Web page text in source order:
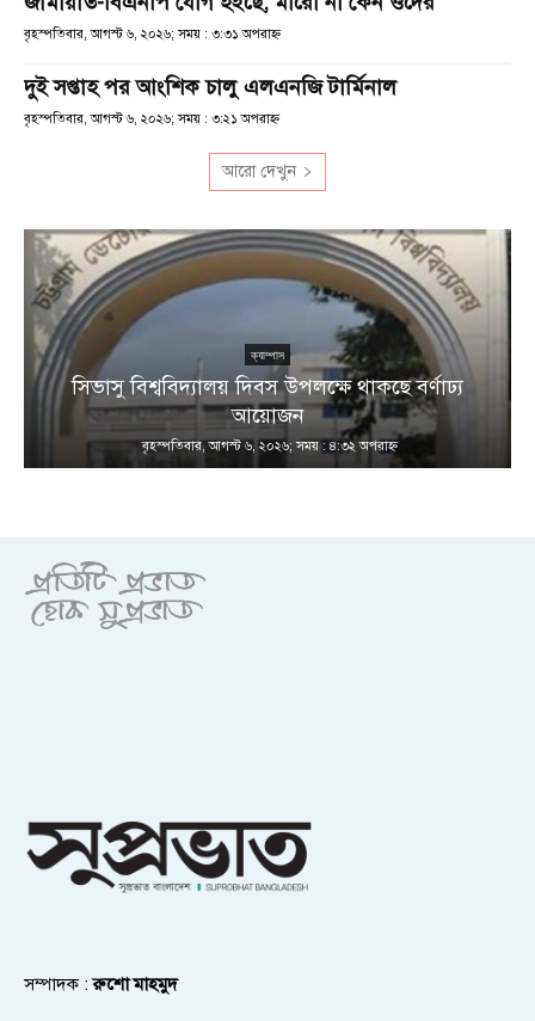
বৃহস্পতিবার, আগস্ট ৬, ২০২৬; সময় : ৩:৩১ অপরাহ্ণ
দুই সপ্তাহ পর আংশিক চালু এলএনজি টার্মিনাল
বৃহস্পতিবার, আগস্ট ৬, ২০২৬; সময় : ৩:২১ অপরাহ্ণ
আরো দেখুন
ক্যাম্পাস
সিভাসু বিশ্ববিদ্যালয় দিবস উপলক্ষে থাকছে বর্ণাঢ্য
আয়োজন
বৃহস্পতিবার, আগস্ট ৬, ২০২৬; সময় : ৪:৩২ অপরাহ্ণ
সম্পাদক :রুশো মাহমুদ